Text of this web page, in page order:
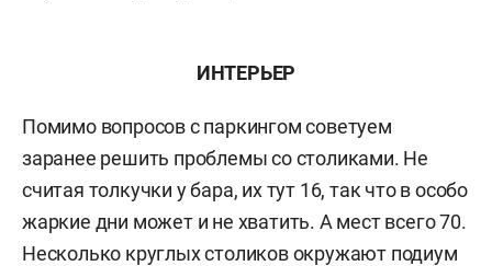
ИНТЕРЬЕР
Помимо вопросов с паркингом советуем
заранее решить проблемы со столиками. Не
считая толкучки у бара, их тут 16, так что в особо
жаркие дни может и не хватить. А мест всего 70.
Несколько круглых столиков окружают подиум